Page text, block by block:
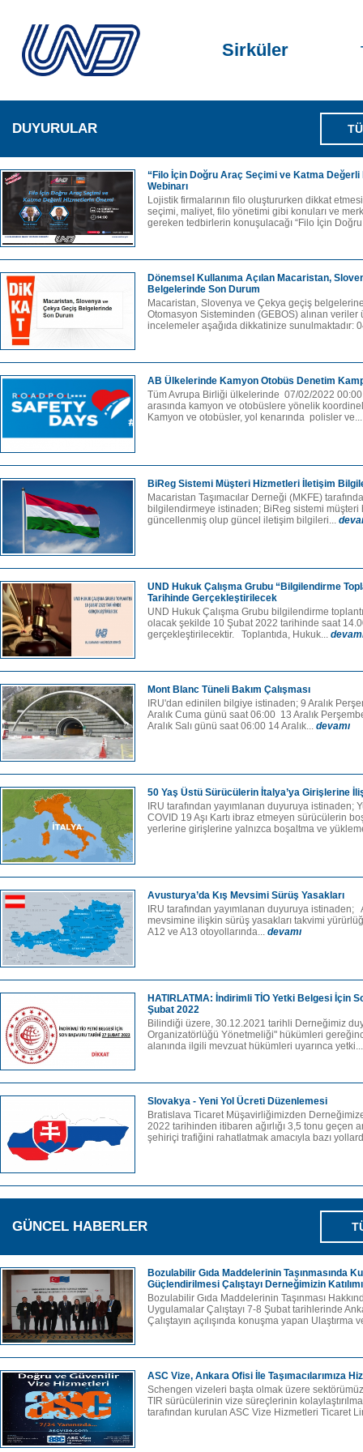
Sirküler
DUYURULAR
“Filo İçin Doğru Araç Seçimi ve Katma Değerli
Webinarı
Lojistik firmalarının filo oluştururken dikkat
seçimi, maliyet, filo yönetimi gibi konuları ve
gereken tedbirlerin konuşulacağı “Filo İçin
Dönemsel Kullanıma Açılan Macaristan,
Belgelerinde Son Durum
Macaristan, Slovenya ve Çekya geçiş
Otomasyon Sisteminden (GEBOS) alınan veriler
incelemeler aşağıda dikkatinize sunulmaktadır:
AB Ülkelerinde Kamyon Otobüs Denetim
Tüm Avrupa Birliği ülkelerinde 07/02/2022
arasında kamyon ve otobüslere yönelik
Kamyon ve otobüsler, yol kenarında polisler
BiReg Sistemi Müşteri Hizmetleri İletişim
Macaristan Taşımacılar Derneği (MKFE)
bilgilendirmeye istinaden; BiReg sistemi
güncellenmiş olup güncel iletişim bilgileri...
UND Hukuk Çalışma Grubu “Bilgilendirme
Tarihinde Gerçekleştirilecek
UND Hukuk Çalışma Grubu bilgilendirme
olacak şekilde 10 Şubat 2022 tarihinde saat
gerçekleştirilecektir. Toplantıda, Hukuk...
Mont Blanc Tüneli Bakım Çalışması
IRU'dan edinilen bilgiye istinaden; 9 Aralık
Aralık Cuma günü saat 06:00 13 Aralık
Aralık Salı günü saat 06:00 14 Aralık... devamı
50 Yaş Üstü Sürücülerin İtalya’ya Girişlerine
IRU tarafından yayımlanan duyuruya istinaden;
COVID 19 Aşı Kartı ibraz etmeyen sürücülerin
yerlerine girişlerine yalnızca boşaltma ve
Avusturya’da Kış Mevsimi Sürüş Yasakları
IRU tarafından yayımlanan duyuruya istinaden;
mevsimine ilişkin sürüş yasakları takvimi
A12 ve A13 otoyollarında... devamı
HATIRLATMA: İndirimli TİO Yetki Belgesi İçin
Şubat 2022
Bilindiği üzere, 30.12.2021 tarihli Derneğimiz
Organizatörlüğü Yönetmeliği" hükümleri
alanında ilgili mevzuat hükümleri uyarınca
Slovakya - Yeni Yol Ücreti Düzenlemesi
Bratislava Ticaret Müşavirliğimizden
2022 tarihinden itibaren ağırlığı 3,5 tonu geçen
şehiriçi trafiğini rahatlatmak amacıyla bazı
GÜNCEL HABERLER
Bozulabilir Gıda Maddelerinin Taşınmasında
Güçlendirilmesi Çalıştayı Derneğimizin
Bozulabilir Gıda Maddelerinin Taşınması
Uygulamalar Çalıştayı 7-8 Şubat tarihlerinde
Çalıştayın açılışında konuşma yapan Ulaştırma
ASC Vize, Ankara Ofisi İle Taşımacılarımıza
Schengen vizeleri başta olmak üzere
TIR sürücülerinin vize süreçlerinin
tarafından kurulan ASC Vize Hizmetleri Ticaret